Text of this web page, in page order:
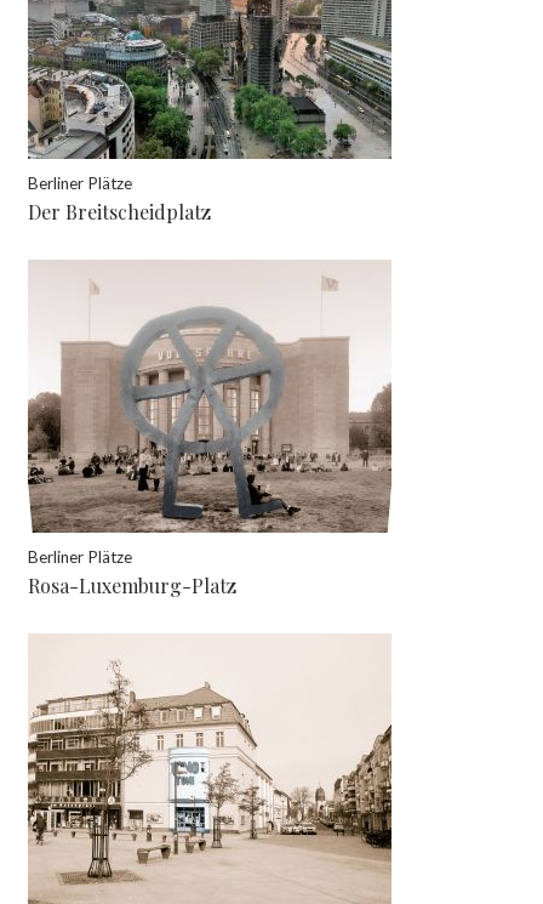
Berliner Plätze
Der Breitscheidplatz
Berliner Plätze
Rosa-Luxemburg-Platz